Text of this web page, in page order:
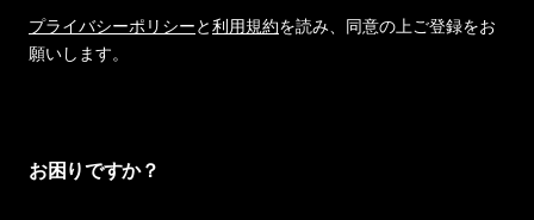
プライバシーポリシーと利用規約を読み、同意の上ご登録をお
願いします。
お困りですか？